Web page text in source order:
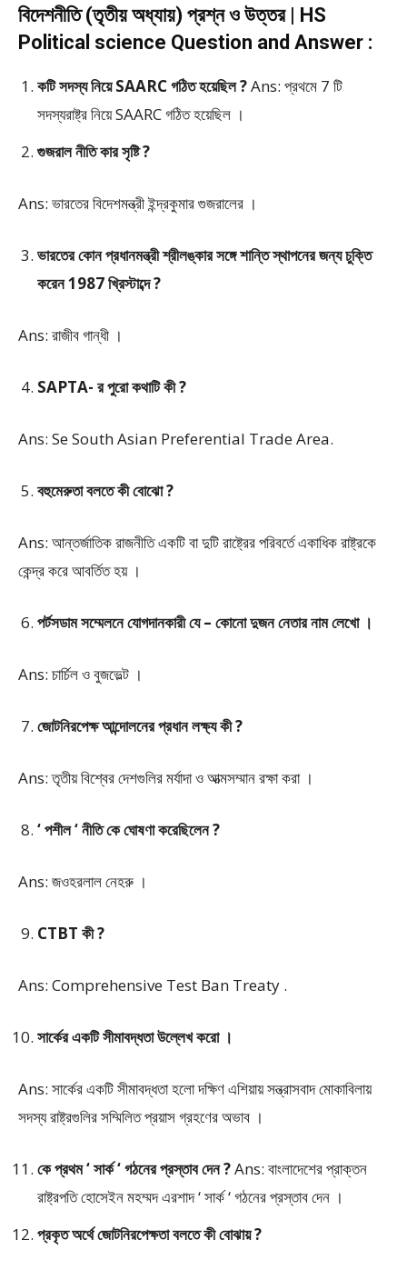
বিদেশনীতি (তৃতীয় অধ্যায়) প্রশ্ন ও উত্তর | HS
Political science Question and Answer :
কটি সদস্য নিয়ে SAARC গঠিত হয়েছিল ?Ans: প্রথমে 7 টি
সদস্যরাষ্ট্র নিয়ে SAARC গঠিত হয়েছিল ।
গুজরাল নীতি কার সৃষ্টি ?
Ans: ভারতের বিদেশমন্ত্রী ইন্দ্রকুমার গুজরালের ।
ভারতের কোন প্রধানমন্ত্রী শ্রীলঙ্কার সঙ্গে শান্তি স্থাপনের জন্য চুক্তি
করেন 1987 খ্রিস্টাব্দে ?
Ans: রাজীব গান্ধী ।
SAPTA- র পুরো কথাটি কী ?
Ans: Se South Asian Preferential Trade Area.
বহুমেরুতা বলতে কী বোঝো ?
Ans: আন্তর্জাতিক রাজনীতি একটি বা দুটি রাষ্ট্রের পরিবর্তে একাধিক রাষ্ট্রকে
কেন্দ্র করে আবর্তিত হয় ।
পর্টসডাম সম্মেলনে যোগদানকারী যে – কোনো দুজন নেতার নাম লেখো ।
Ans: চার্চিল ও বুজভেল্ট ।
জোটনিরপেক্ষ আন্দোলনের প্রধান লক্ষ্য কী ?
Ans: তৃতীয় বিশ্বের দেশগুলির মর্যাদা ও আত্মসম্মান রক্ষা করা ।
‘ পশীল ‘ নীতি কে ঘোষণা করেছিলেন ?
Ans: জওহরলাল নেহরু ।
CTBT কী ?
Ans: Comprehensive Test Ban Treaty .
সার্কের একটি সীমাবদ্ধতা উল্লেখ করো ।
Ans: সার্কের একটি সীমাবদ্ধতা হলো দক্ষিণ এশিয়ায় সন্ত্রাসবাদ মোকাবিলায়
সদস্য রাষ্ট্রগুলির সম্মিলিত প্রয়াস গ্রহণের অভাব ।
কে প্রথম ‘ সার্ক ‘ গঠনের প্রস্তাব দেন ?Ans: বাংলাদেশের প্রাক্তন
রাষ্ট্রপতি হোসেইন মহম্মদ এরশাদ ‘ সার্ক ‘ গঠনের প্রস্তাব দেন ।
প্রকৃত অর্থে জোটনিরপেক্ষতা বলতে কী বোঝায় ?